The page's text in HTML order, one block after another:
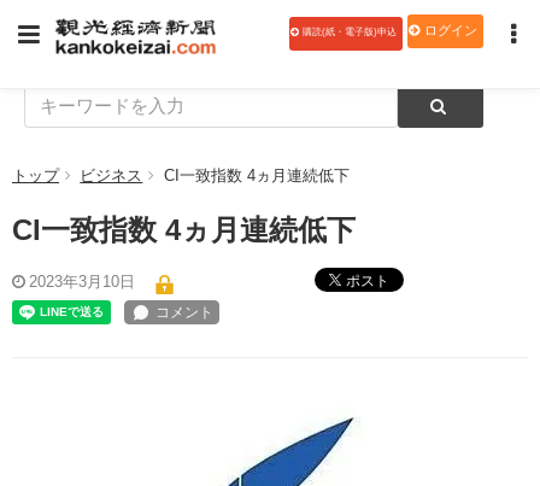
購読(紙・電子版)申込 ログイン
トップ ビジネス CI一致指数 4ヵ月連続低下
CI一致指数 4ヵ月連続低下
2023年3月10日 ポスト